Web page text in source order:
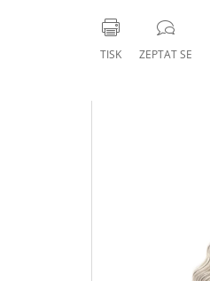
TISK ZEPTAT SE